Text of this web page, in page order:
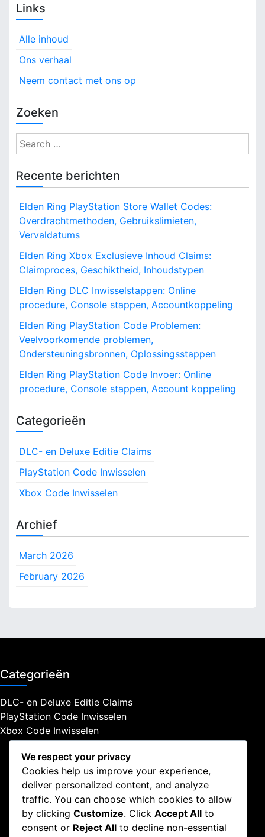
Links
Alle inhoud
Ons verhaal
Neem contact met ons op
Zoeken
S
e
r
h
o
Recente berichten
Elden Ring PlayStation Store Wallet Codes:
Overdrachtmethoden, Gebruikslimieten,
Vervaldatums
Elden Ring Xbox Exclusieve Inhoud Claims:
Claimproces, Geschiktheid, Inhoudstypen
Elden Ring DLC Inwisselstappen: Online
procedure, Console stappen, Accountkoppeling
Elden Ring PlayStation Code Problemen:
Veelvoorkomende problemen,
Ondersteuningsbronnen, Oplossingsstappen
Elden Ring PlayStation Code Invoer: Online
procedure, Console stappen, Account koppeling
Categorieën
DLC- en Deluxe Editie Claims
PlayStation Code Inwisselen
Xbox Code Inwisselen
Archief
March 2026
February 2026
Categorieën
DLC- en Deluxe Editie Claims
PlayStation Code Inwisselen
Xbox Code Inwisselen
Juridisch
Gebruikersovereenkomst
Privacybeleid
We respect your privacy
Cookies help us improve your experience,
deliver personalized content, and analyze
traffic. You can choose which cookies to allow
by clicking Customize. Click Accept All to
consent or Reject All to decline non-essential